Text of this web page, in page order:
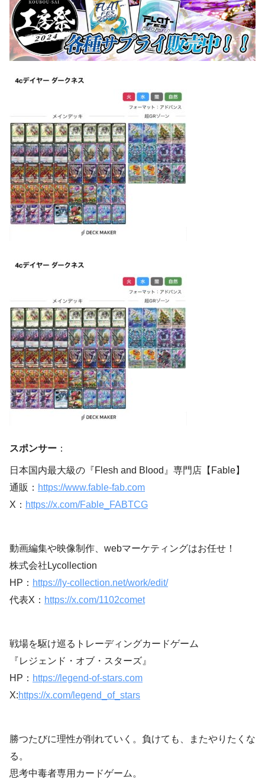
スポンサー ：
日本国内最大級の『Flesh and Blood』専門店【Fable】
通販： https://www.fable-fab.com
X： https://x.com/Fable_FABTCG
動画編集や映像制作、webマーケティングはお任せ！
株式会社Lycollection
HP： https://ly-collection.net/work/edit/
代表X： https://x.com/1102comet
戦場を駆け巡るトレーディングカードゲーム
『レジェンド・オブ・スターズ』
HP： https://legend-of-stars.com
X:https://x.com/legend_of_stars
勝つたびに理性が削れていく。負けても、またやりたくな
る。
思考中毒者専用カードゲーム。